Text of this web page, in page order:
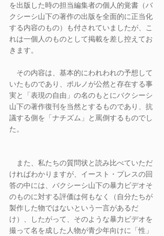
を出版した時の担当編集者の個人的覚書（バ
クシーシ山下の著作の出版を全面的に正当化
する内容のもの）も付されていましたが、こ
れは一個人のものとして掲載を差し控えてお
きます。
その内容は、基本的にわれわれの予想して
いたものであり、ポルノが公然と存在する事
実と「表現の自由」の名のもとにバクシーシ
山下の著作復刊を当然とするものであり、抗
議する側を「ナチズム」と罵倒するものでし
た。
また、私たちの質問状と読み比べていただ
ければわかりますが、イースト・プレスの回
答の中には、バクシーシ山下の暴力ビデオそ
のものに対する評価は何もなく（自分たちが
製作した物ではないという一言があるだ
け）、したがって、そのような暴力ビデオを
撮って名を成した人物が青少年向けに「性」